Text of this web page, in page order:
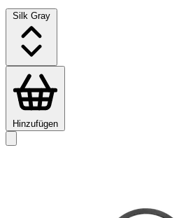
Silk Gray
Hinzufügen